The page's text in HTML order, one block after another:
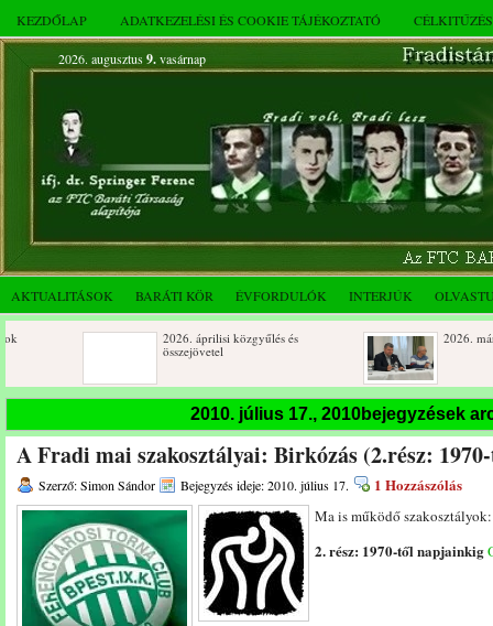
KEZDŐLAP ADATKEZELÉSI ÉS COOKIE TÁJÉKOZTATÓ
2026. augusztus 9.vasárnap
AKTUALITÁSOK BARÁTI KÖR ÉVFORDULÓK INTERJÚK
2026. áprilisi közgyűlés és
összejövetel
2026. márciusi
Születésnapi koszorúzások
Rendkívüli
novemberi
Az FTC Baráti Kör 2025. októberi
összejövetel
2010. július 17., 2010bejegyzések
A Fradi mai szakosztályai: Birkózás (2.rész:
Szerző: Simon Sándor Bejegyzés ideje: 2010. július 17. 1 Hozzászólás
Ma is működő
2. rész: 1970-től napjainkig